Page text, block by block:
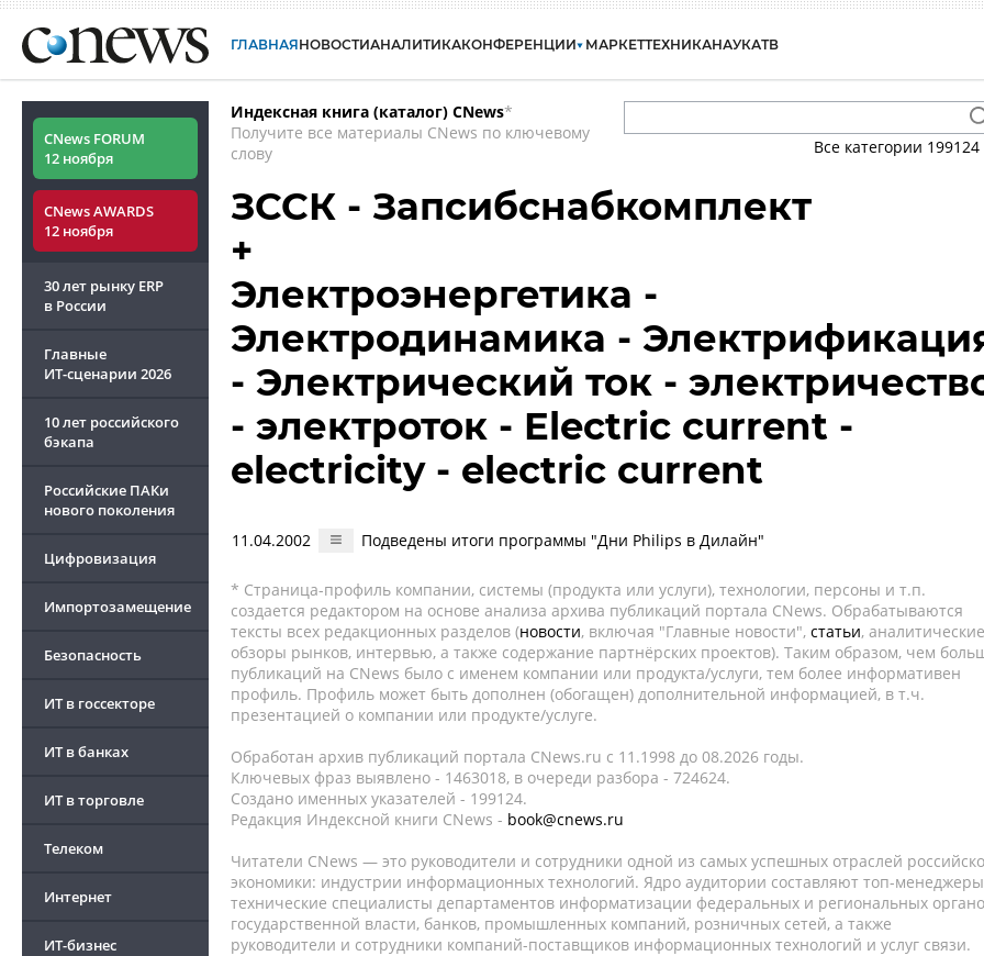
ГЛАВНАЯНОВОСТИАНАЛИТИКАКОНФЕРЕНЦИИ МАРКЕТТЕХНИКАНАУКАТВ
CNews FORUM
12 ноября
CNews AWARDS
12 ноября
30 лет рынку ERP
в России
Главные
ИТ-сценарии 2026
10 лет российского
бэкапа
Российские ПАКи
нового поколения
Цифровизация
Импортозамещение
Безопасность
ИТ в госсекторе
ИТ в банках
ИТ в торговле
Телеком
Интернет
ИТ-бизнес
Индексная книга (каталог) CNews*
Получите все материалы CNews по ключевому
слову
Все категории 199124
ЗССК - Запсибснабкомплект
+
Электроэнергетика -
Электродинамика -
- Электрический ток -
- электроток - Electric current -
electricity - electric current
11.04.2002 Подведены итоги программы "Дни Philips в Дилайн"
* Страница-профиль компании, системы (продукта или услуги), технологии, персоны и т.п.
создается редактором на основе анализа архива публикаций портала CNews. Обрабатываются
тексты всех редакционных разделов (новости, включая "Главные новости", статьи, аналитические
обзоры рынков, интервью, а также содержание партнёрских проектов). Таким образом, чем
публикаций на CNews было с именем компании или продукта/услуги, тем более информативен
профиль. Профиль может быть дополнен (обогащен) дополнительной информацией, в т.ч.
презентацией о компании или продукте/услуге.
Обработан архив публикаций портала CNews.ru c 11.1998 до 08.2026 годы.
Ключевых фраз выявлено - 1463018, в очереди разбора - 724624.
Создано именных указателей - 199124.
Редакция Индексной книги CNews - book@cnews.ru
Читатели CNews — это руководители и сотрудники одной из самых успешных отраслей
экономики: индустрии информационных технологий. Ядро аудитории составляют топ-
технические специалисты департаментов информатизации федеральных и региональных
государственной власти, банков, промышленных компаний, розничных сетей, а также
руководители и сотрудники компаний-поставщиков информационных технологий и услуг связи.